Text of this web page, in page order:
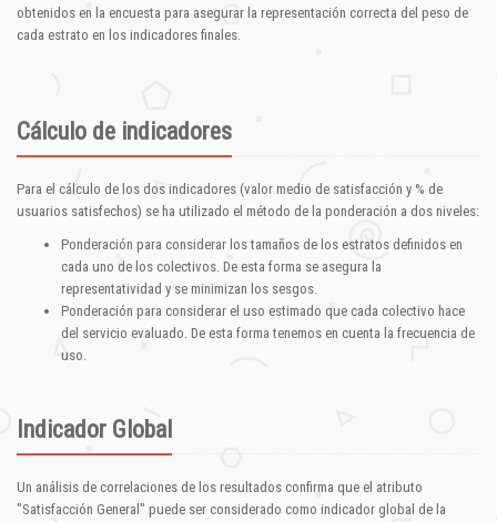
obtenidos en la encuesta para asegurar la representación correcta del peso de
cada estrato en los indicadores finales.
Cálculo de indicadores
Para el cálculo de los dos indicadores (valor medio de satisfacción y % de
usuarios satisfechos) se ha utilizado el método de la ponderación a dos niveles:
Ponderación para considerar los tamaños de los estratos definidos en
cada uno de los colectivos. De esta forma se asegura la
representatividad y se minimizan los sesgos.
Ponderación para considerar el uso estimado que cada colectivo hace
del servicio evaluado. De esta forma tenemos en cuenta la frecuencia de
uso.
Indicador Global
Un análisis de correlaciones de los resultados confirma que el atributo
"Satisfacción General" puede ser considerado como indicador global de la